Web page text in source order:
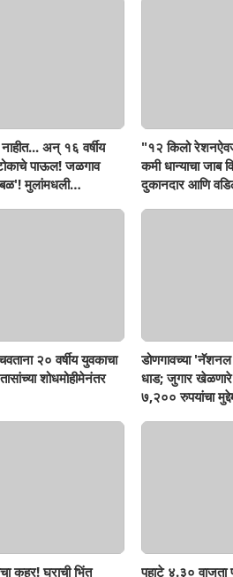
अन् १६ वर्षीय
पाऊल! जळगाव
मुलांमधली
"१२ किलो
कमी धान्याचा जाब
दुकानदार आणि
२० वर्षीय युवकाचा
शोधमोहीमेनंतर
डोणगावच्या 'नॅशनल
धाड; जुगार
७,२०० रुपयांचा
कहर! घराची भिंत पहाटे ४.३० वाजता